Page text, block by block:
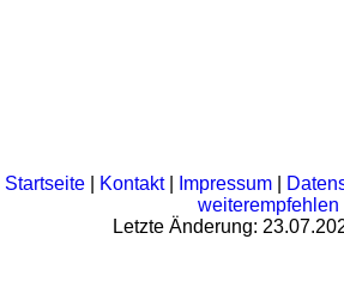
Startseite Kontakt| Impressum
weiterempfehlen
Letzte Änderung: